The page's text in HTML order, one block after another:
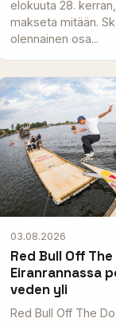
elokuuta 28.
makseta mitään.
olennainen osa...
03.08.2026
Red Bull Off
Eiranrannassa
veden yli
Red Bull Off The